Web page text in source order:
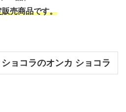
売商品です。
ョコラのオンカ ショコラ